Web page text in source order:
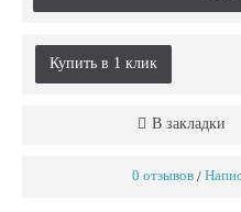
Купить в 1 клик
В закладки
0 отзывов /